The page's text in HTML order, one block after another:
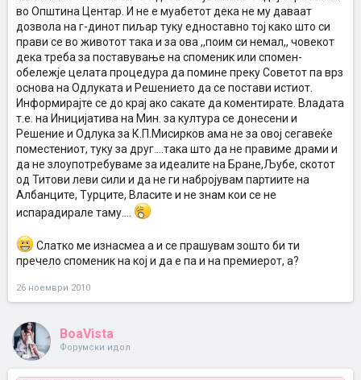
во Општина Центар. И не е муабетот дека не му даваат
дозвола на г-динот пиљар туку едноставно тој како што си
прави се во животот така и за ова ,,поим си немал,, човекот
дека треба за поставување на споменик или спомен-
обележје целата процедура да помине преку Советот па врз
основа на Одлуката и Решението да се постави истиот.
Информирајте се до крај ако сакате да коментирате. Владата
т.е. на Иницијатива на Мин. за култура се донесени и
Решение и Одлука за К.П.Мисирков ама не за овој сегавеќе
поместениот, туку за друг....така што да не правиме драми и
да не злоупотребуваме за идеалите на Бране,Љубе, скотот
од Титови леви сили и да не ги набројувам партиите на
Албанците, Турците, Власите и не знам кои се не
испарадирале таму....
Слатко ме изнасмеа а и се прашувам зошто би ти
пречело споменик на кој и да е па и на премиерот, а?
26 ноември 2010
BoaVista
Форумски идол